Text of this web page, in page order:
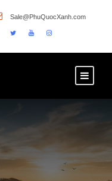
Sale@PhuQuocXanh.com